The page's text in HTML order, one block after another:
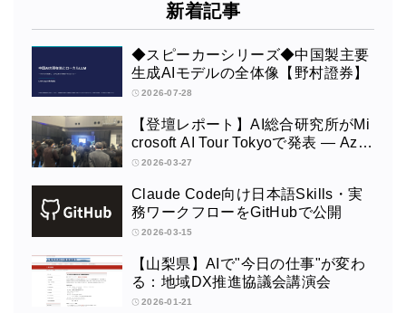
新着記事
◆スピーカーシリーズ◆中国製主要
生成AIモデルの全体像【野村證券】
2026-07-28
【登壇レポート】AI総合研究所がMi
crosoft AI Tour Tokyoで発表 ― Azur
e OpenAI × Fabric × TeamsによるAI
2026-03-27
Claude Code向け日本語Skills・実
務ワークフローをGitHubで公開
2026-03-15
【山梨県】AIで"今日の仕事"が変わ
る：地域DX推進協議会講演会
2026-01-21